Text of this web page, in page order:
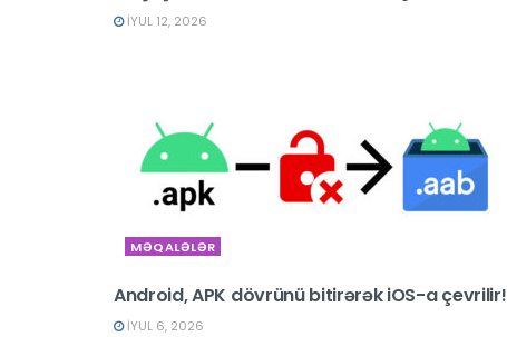
İYUL 12, 2026
MƏQALƏLƏR
Android, APK dövrünü bitirərək iOS-a çevrilir!
İYUL 6, 2026